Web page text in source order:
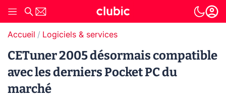
Accueil Logiciels & services
CETuner 2005 désormais compatible
avec les derniers Pocket PC du
marché